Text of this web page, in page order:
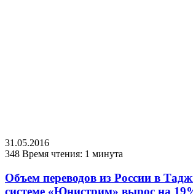
31.05.2016
348 Время чтения: 1 минута
Объем переводов из России в
системе «Юнистрим» вырос на